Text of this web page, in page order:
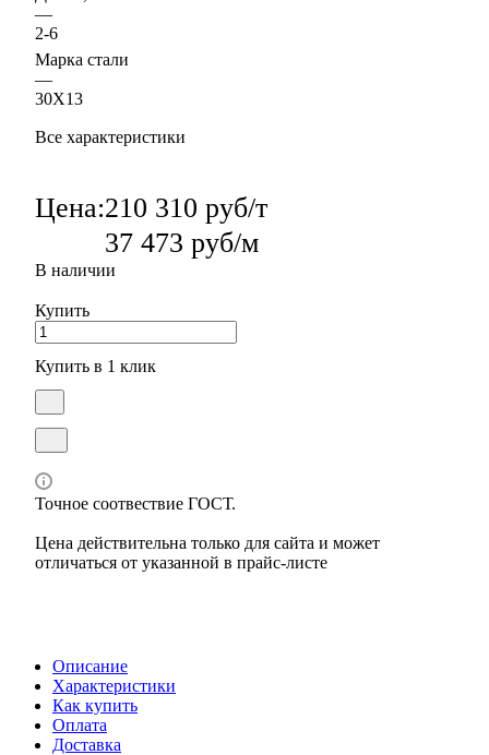
—
2-6
Марка стали
—
30Х13
Все характеристики
Цена:210 310 руб/т
37 473 руб/м
В наличии
Купить
Купить в 1 клик
Точное соотвествие ГОСТ.
Цена действительна только для сайта и может
отличаться от указанной в прайс-листе
Описание
Характеристики
Как купить
Оплата
Доставка